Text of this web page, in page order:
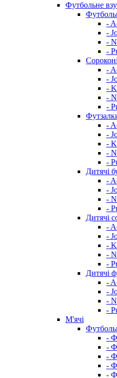
Футбольне
-
-
-
-
-
-
-
-
-
-
-
-
-
-
Дитячі
-
-
-
-
Дитячі
-
-
-
-
-
Дитячі
-
-
-
-
М'ячі
-
-
-
-
-